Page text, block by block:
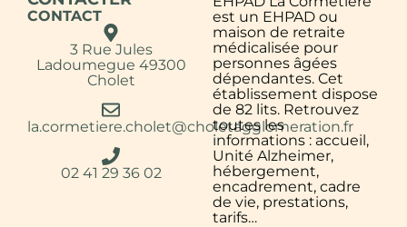
CONTACT
3 Rue Jules
Ladoumegue 49300
Cholet
la.cormetiere.cholet@choletagglomeration.fr
02 41 29 36 02
est un EHPAD ou
maison de retraite
médicalisée pour
personnes âgées
dépendantes. Cet
établissement dispose
de 82 lits. Retrouvez
toutes les
informations : accueil,
Unité Alzheimer,
hébergement,
encadrement, cadre
de vie, prestations,
tarifs…